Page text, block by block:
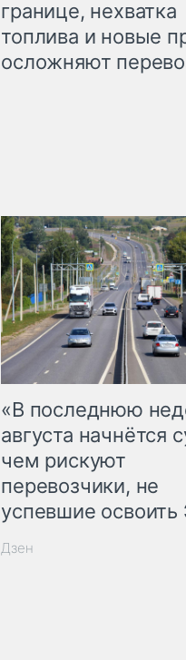
границе, нехватка
топлива и новые
осложняют
«В последнюю
августа начнётся
чем рискуют
перевозчики, не
успевшие освоить
Дзен